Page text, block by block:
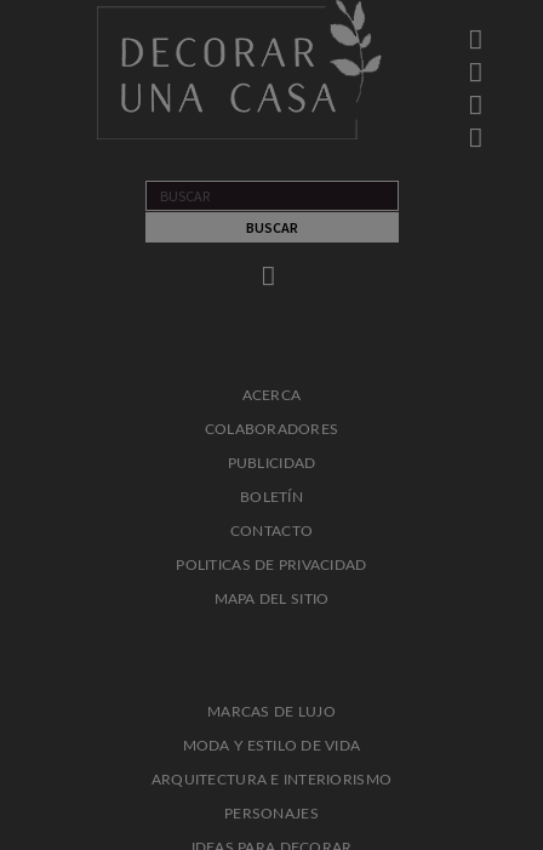
ACERCA
COLABORADORES
PUBLICIDAD
BOLETÍN
CONTACTO
POLITICAS DE PRIVACIDAD
MAPA DEL SITIO
MARCAS DE LUJO
MODA Y ESTILO DE VIDA
ARQUITECTURA E INTERIORISMO
PERSONAJES